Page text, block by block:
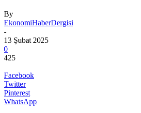
By
EkonomiHaberDergisi
-
13 Şubat 2025
0
425
Facebook
Twitter
Pinterest
WhatsApp